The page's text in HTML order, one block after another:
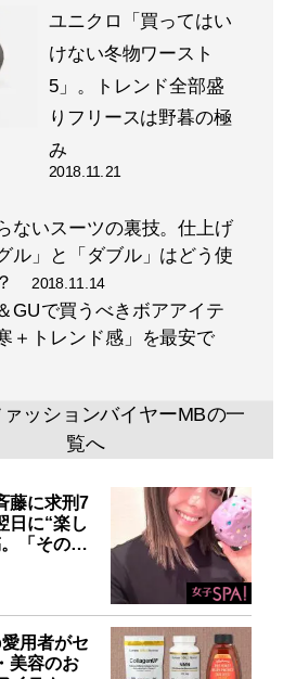
ユニクロ「買ってはい
けない冬物ワースト
5」。トレンド全部盛
りフリースは野暮の極
み
2018.11.21
ないスーツの裏技。仕上げ
ル」と「ダブル」はどう使
2018.11.14
GUで買うべきボアアイテ
＋トレンド感」を最安で
ァッションバイヤーMBの一
覧へ
藤に求刑7
日に“楽し
。「その…
用者がセ
美容のお